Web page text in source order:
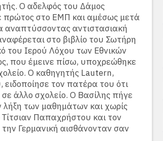
Ο αδελφός του Δάμος
πρώτος στο ΕΜΠ και αμέσως μετά
αντιστασιακή
στο βιβλίο του Σωτήρη
του Ιερού Λόχου των Εθνικών
που έμεινε πίσω, υποχρεώθηκε
Ο καθηγητής Lautern,
τον πατέρα του ότι
σε άλλο σχολείο. Ο Βασίλης πήγε
των μαθημάτων και χωρίς
Παπαχρήστου και τον
Γερμανική αισθάνονταν σαν